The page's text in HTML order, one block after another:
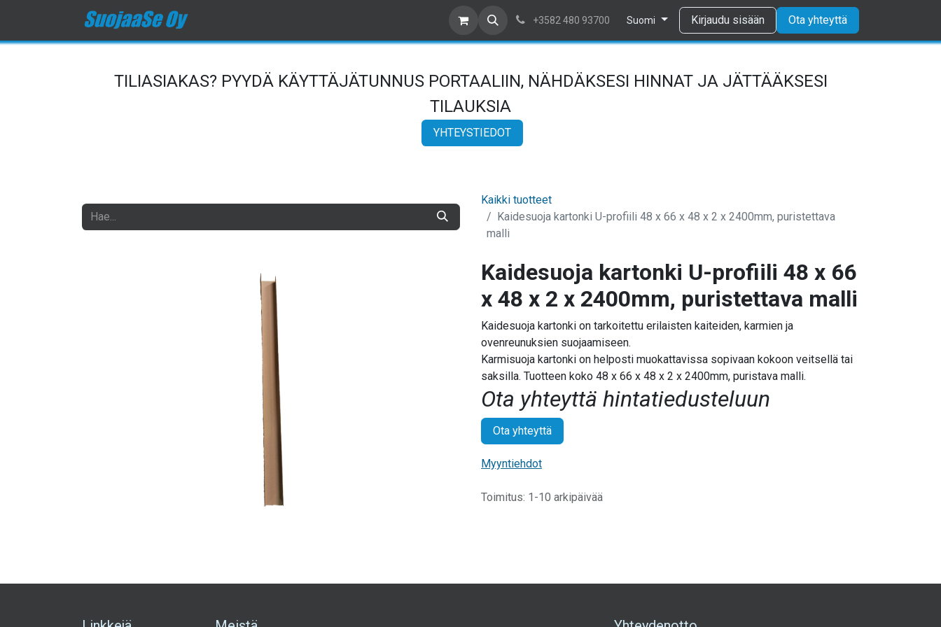
Referenssit Artikkelit Myyntiehdot Tietosuojaseloste
+3582 480 93700 Suomi Kirjaudu sisään Ota yhteyttä
TILIASIAKAS? PYYDÄ KÄYTTÄJÄTUNNUS PORTAALIIN, NÄHDÄKSESI HINNAT JA JÄTTÄÄKSESI
TILAUKSIA
YHTEYSTIEDOT
Kaikki tuotteet
Kaidesuoja kartonki U-profiili 48 x 66 x 48 x 2 x 2400mm, puristettava
malli
Kaidesuoja kartonki U-profiili 48 x 66
x 48 x 2 x 2400mm, puristettava malli
Kaidesuoja kartonki on tarkoitettu erilaisten kaiteiden, karmien ja
ovenreunuksien suojaamiseen.
Karmisuoja kartonki on helposti muokattavissa sopivaan kokoon veitsellä tai
saksilla. Tuotteen koko 48 x 66 x 48 x 2 x 2400mm, puristava malli.
Ota yhteyttä hintatiedusteluun
Ota yhteyttä
Myyntiehdot
Toimitus: 1-10 arkipäivää